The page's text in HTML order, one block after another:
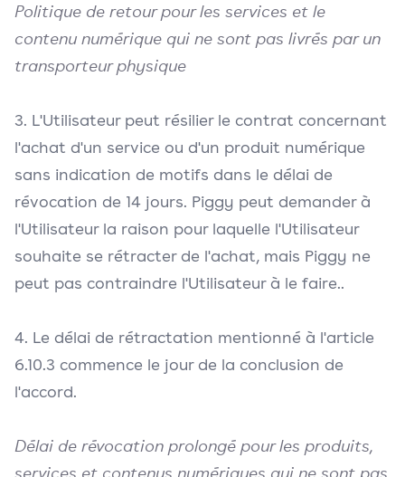
Politique de retour pour les services et le
contenu numérique qui ne sont pas livrés par un
transporteur physique
3. L'Utilisateur peut résilier le contrat concernant
l'achat d'un service ou d'un produit numérique
sans indication de motifs dans le délai de
révocation de 14 jours. Piggy peut demander à
l'Utilisateur la raison pour laquelle l'Utilisateur
souhaite se rétracter de l'achat, mais Piggy ne
peut pas contraindre l'Utilisateur à le faire..
4. Le délai de rétractation mentionné à l'article
6.10.3 commence le jour de la conclusion de
l'accord.
Délai de révocation prolongé pour les produits,